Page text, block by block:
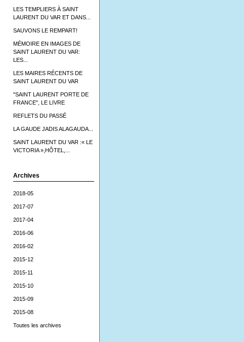
LES TEMPLIERS À SAINT
LAURENT DU VAR ET DANS...
SAUVONS LE REMPART!
MÉMOIRE EN IMAGES DE
SAINT LAURENT DU VAR:
LES...
LES MAIRES RÉCENTS DE
SAINT LAURENT DU VAR
"SAINT LAURENT PORTE DE
FRANCE", LE LIVRE
REFLETS DU PASSÉ
LA GAUDE JADIS ALAGAUDA...
SAINT LAURENT DU VAR :« LE
VICTORIA »,HÔTEL,...
Archives
2018-05
2017-07
2017-04
2016-06
2016-02
2015-12
2015-11
2015-10
2015-09
2015-08
Toutes les archives